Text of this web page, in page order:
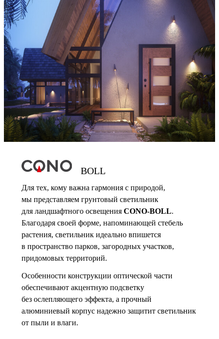
BOLL
Для тех, кому важна гармония с природой,
мы представляем грунтовый светильник
для ландшафтного освещения CONO-BOLL.
Благодаря своей форме, напоминающей стебель
растения, светильник идеально впишется
в пространство парков, загородных участков,
придомовых территорий.
Особенности конструкции оптической части
обеспечивают акцентную подсветку
без ослепляющего эффекта, а прочный
алюминиевый корпус надежно защитит светильник
от пыли и влаги.